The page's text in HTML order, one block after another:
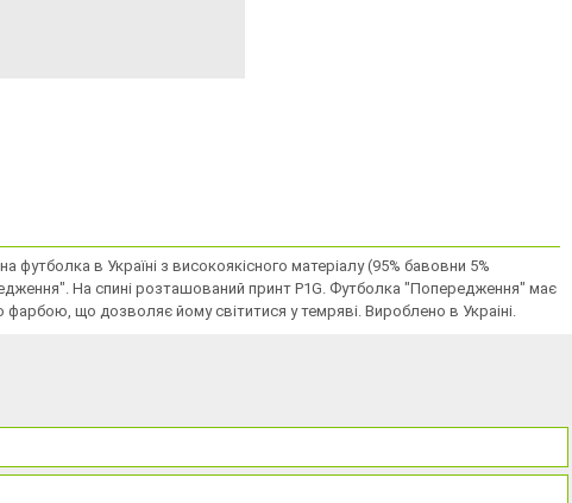
в Україні з високоякiсного матерiалу (95% бавовни 5%
На спинi розташований принт P1G. Футболка "Попередження" має
фарбою, що дозволяє йому світитися у темряві. Вироблено в Украiнi.